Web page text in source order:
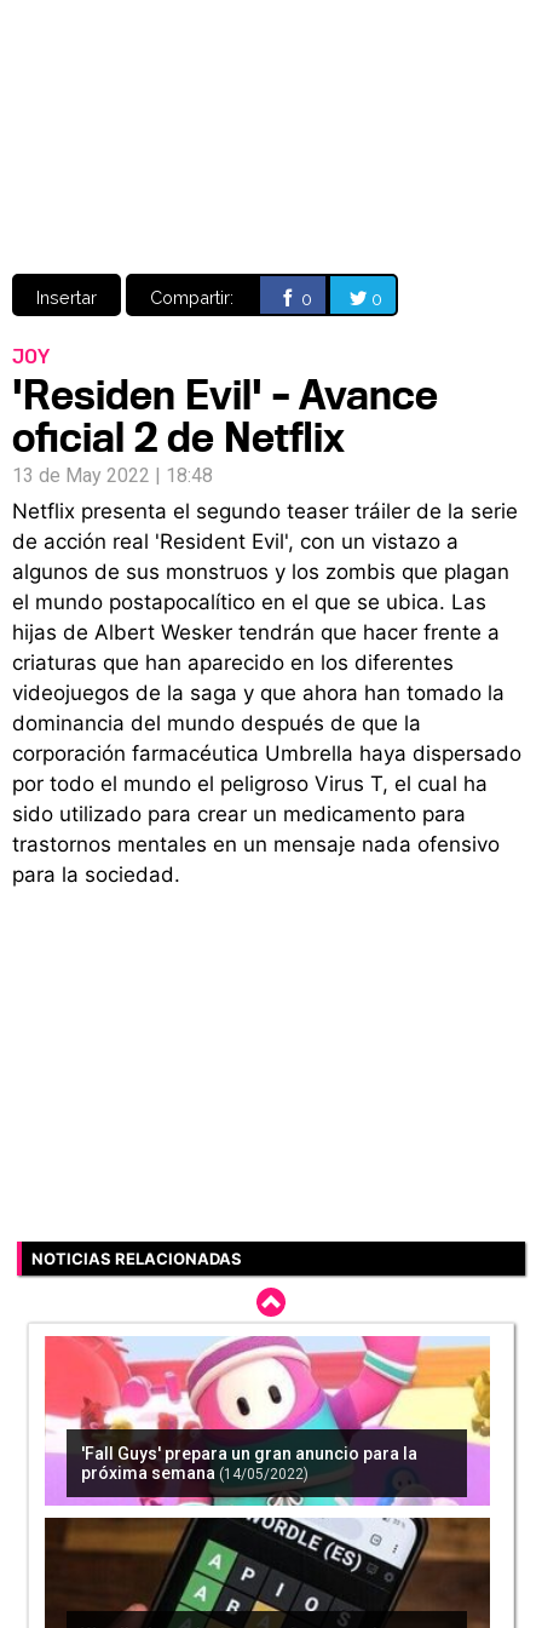
Insertar Compartir: 0 0
JOY
'Residen Evil' – Avance
oficial 2 de Netflix
13 de May 2022 | 18:48
Netflix presenta el segundo teaser tráiler de la serie
de acción real 'Resident Evil', con un vistazo a
algunos de sus monstruos y los zombis que plagan
el mundo postapocalítico en el que se ubica. Las
hijas de Albert Wesker tendrán que hacer frente a
criaturas que han aparecido en los diferentes
videojuegos de la saga y que ahora han tomado la
dominancia del mundo después de que la
corporación farmacéutica Umbrella haya dispersado
por todo el mundo el peligroso Virus T, el cual ha
sido utilizado para crear un medicamento para
trastornos mentales en un mensaje nada ofensivo
para la sociedad.
NOTICIAS RELACIONADAS
'Fall Guys' prepara un gran anuncio para la
próxima semana (14/05/2022)